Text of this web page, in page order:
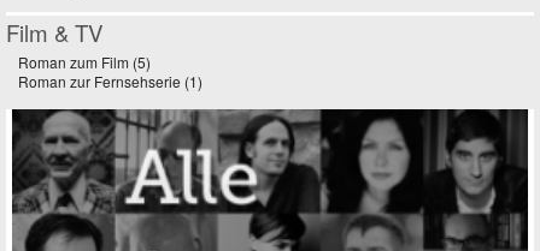
Film & TV
Roman zum Film (5)
Roman zur Fernsehserie (1)